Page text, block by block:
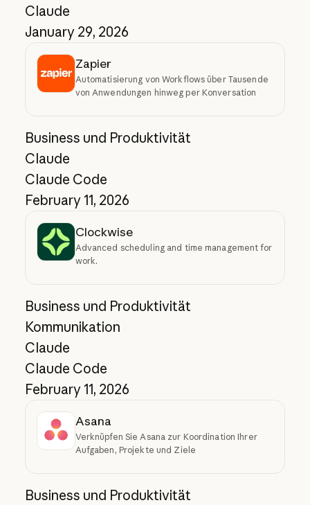
Claude
January 29, 2026
Zapier
Automatisierung von Workflows über Tausende
von Anwendungen hinweg per Konversation
Business und Produktivität
Claude
Claude Code
February 11, 2026
Clockwise
Advanced scheduling and time management for
work.
Business und Produktivität
Kommunikation
Claude
Claude Code
February 11, 2026
Asana
Verknüpfen Sie Asana zur Koordination Ihrer
Aufgaben, Projekte und Ziele
Business und Produktivität